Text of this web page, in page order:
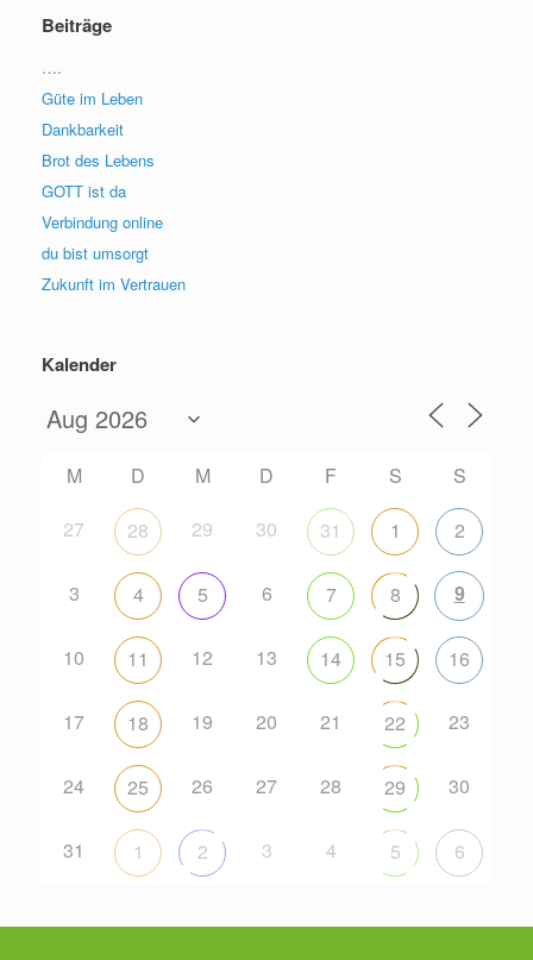
Beiträge
….
Güte im Leben
Dankbarkeit
Brot des Lebens
GOTT ist da
Verbindung online
du bist umsorgt
Zukunft im Vertrauen
Kalender
M D M D F S
S
27
28 29 30 31 1 2
3 4 5 6 7 8 9
10 11 12 13 14 15 16
17 18 19 20 21 22 23
24 25 26 27 28 29 30
31 1 2 3 4 5 6